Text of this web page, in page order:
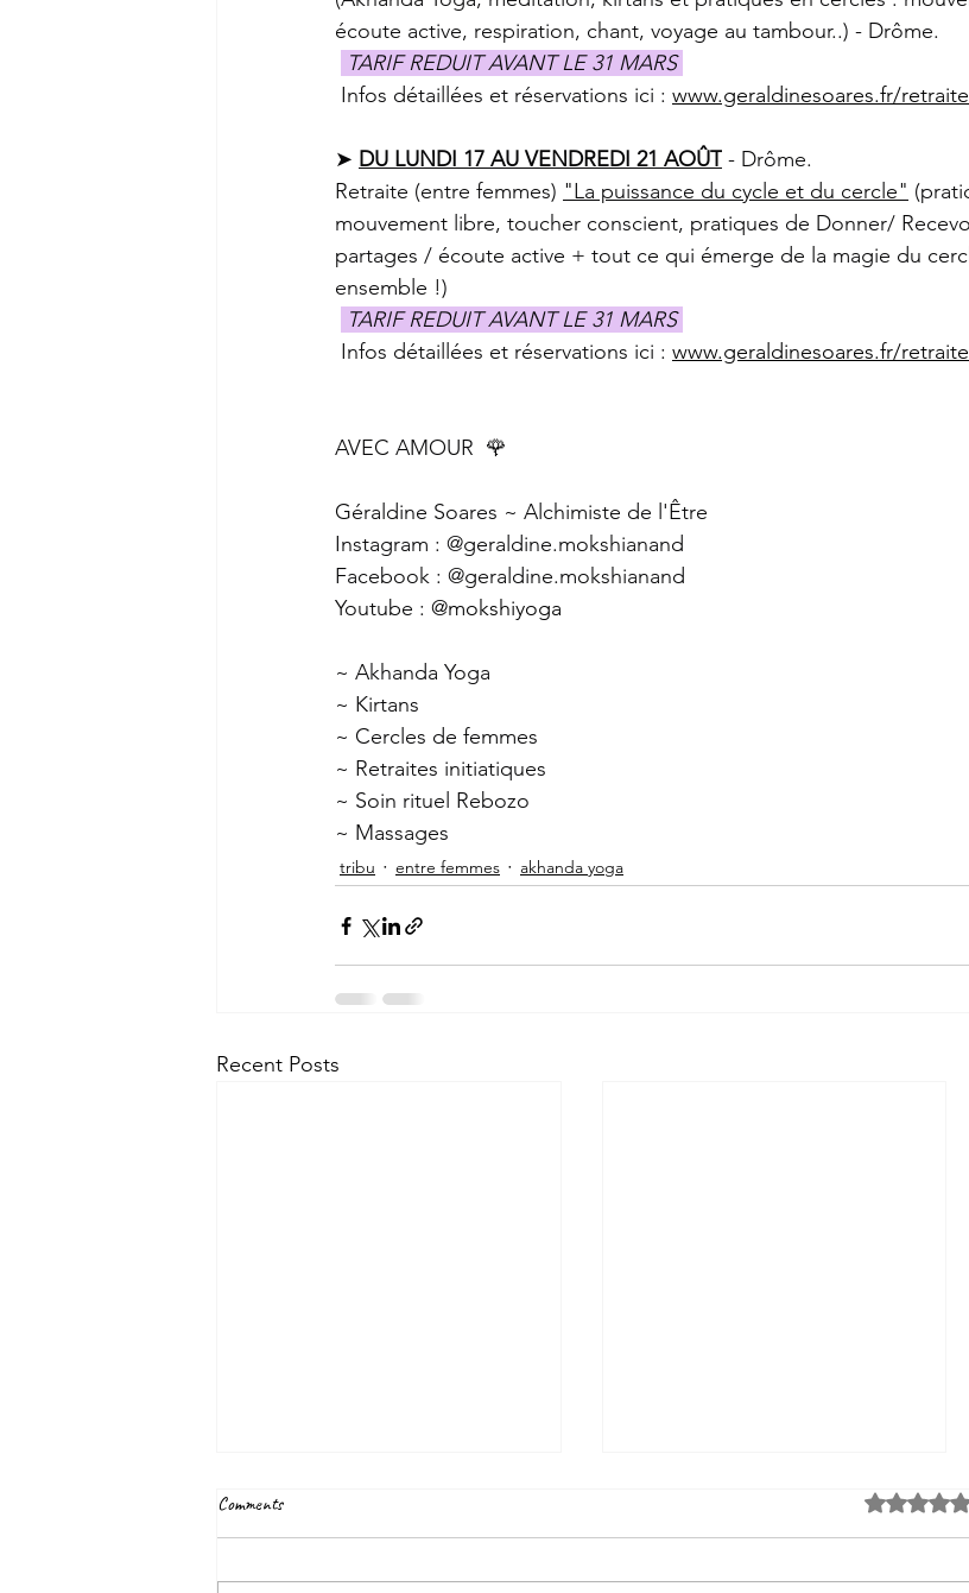
écoute active, respiration, chant, voyage au tambour..) - Drôme.
TARIF REDUIT AVANT LE 31 MARS
Infos détaillées et réservations ici : www.geraldinesoares.fr/
➤ DU LUNDI 17 AU VENDREDI 21 AOÛT - Drôme.
Retraite (entre femmes) "La puissance du cycle et du cercle"
mouvement libre, toucher conscient, pratiques de Donner/
partages / écoute active + tout ce qui émerge de la magie du
ensemble !)
TARIF REDUIT AVANT LE 31 MARS
Infos détaillées et réservations ici : www.geraldinesoares.fr/
AVEC AMOUR  🌹
Géraldine Soares ~ Alchimiste de l'Être
Instagram : @geraldine.mokshianand
Facebook : @geraldine.mokshianand
Youtube : @mokshiyoga
~ Akhanda Yoga
~ Kirtans
~ Cercles de femmes
~ Retraites initiatiques
~ Soin rituel Rebozo
~ Massages
tribu entre femmes akhanda yoga
Recent Posts
Comments Rated 0